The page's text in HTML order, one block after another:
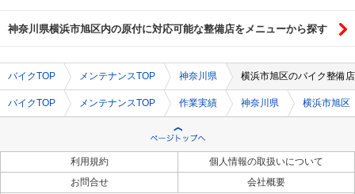
神奈川県横浜市旭区内の原付に対応可能な整備店をメニューから探す
バイクTOP メンテナンスTOP 神奈川県 横浜市旭区のバイク整備
バイクTOP メンテナンスTOP 作業実績 神奈川県 横浜市旭区
利用規約
個人情報の取扱いについて
お問合せ
会社概要